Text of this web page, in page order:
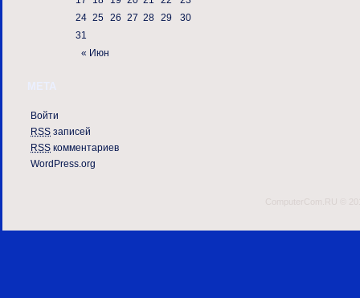
« Июн
24 25 26 27 28 29
30
31
МЕТА
Войти
RSS записей
RSS комментариев
WordPress.org